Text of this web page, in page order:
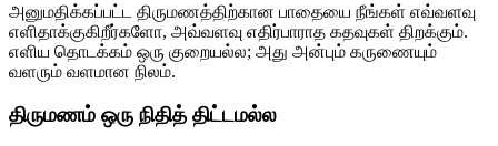
அனுமதிக்கப்பட்ட திருமணத்திற்கான பாதையை நீங்கள் எவ்வளவு
எளிதாக்குகிறீர்களோ, அவ்வளவு எதிர்பாராத கதவுகள் திறக்கும்.
எளிய தொடக்கம் ஒரு குறையல்ல; அது அன்பும் கருணையும்
வளரும் வளமான நிலம்.
திருமணம் ஒரு நிதித் திட்டமல்ல